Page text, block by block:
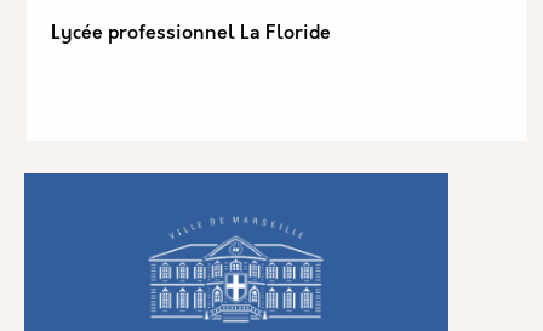
Lycée professionnel La Floride